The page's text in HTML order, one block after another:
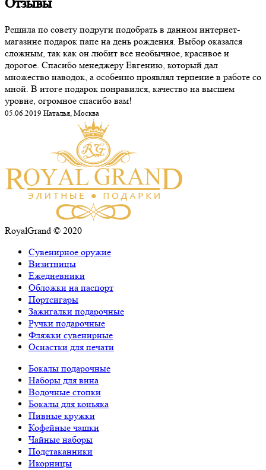
Отзывы
Решила по совету подруги подобрать в данном интернет-
магазине подарок папе на день рождения. Выбор оказался
сложным, так как он любит все необычное, красивое и
дорогое. Спасибо менеджеру Евгению, который дал
множество наводок, а особенно проявлял терпение в работе со
мной. В итоге подарок понравился, качество на высшем
уровне, огромное спасибо вам!
05.06.2019 Наталья, Москва
RoyalGrand © 2020
Сувенирное оружие
Визитницы
Ежедневники
Обложки на паспорт
Портсигары
Зажигалки подарочные
Ручки подарочные
Фляжки сувенирные
Оснастки для печати
Бокалы подарочные
Наборы для вина
Водочные стопки
Бокалы для коньяка
Пивные кружки
Кофейные чашки
Чайные наборы
Подстаканники
Икорницы